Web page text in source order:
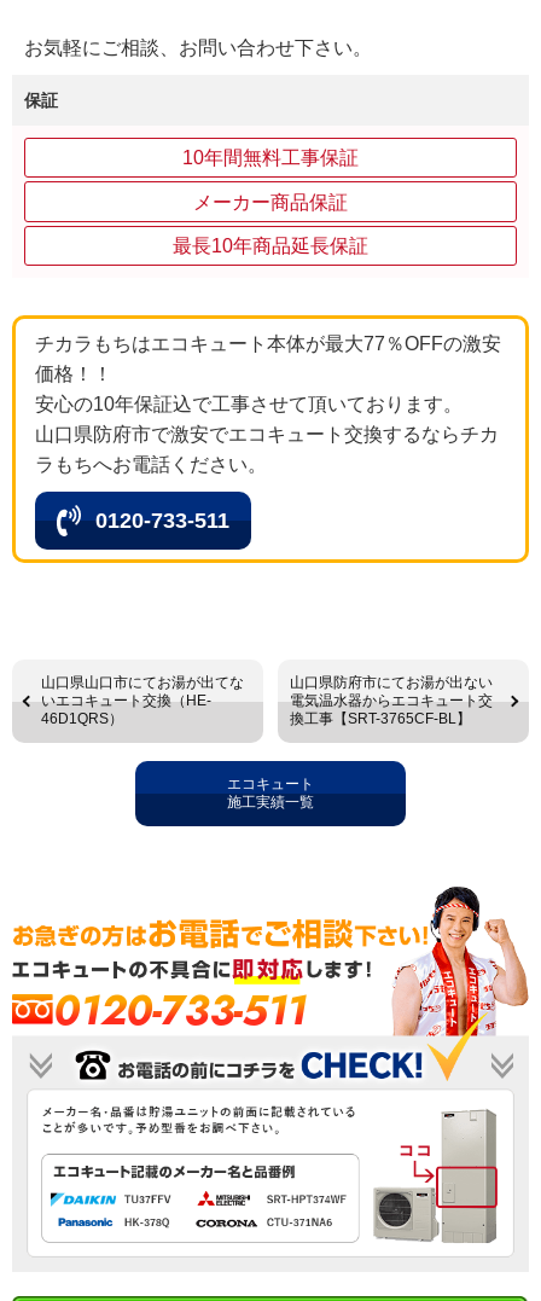
お気軽にご相談、お問い合わせ下さい。
保証
10年間無料工事保証
メーカー商品保証
最長10年商品延長保証
チカラもちはエコキュート本体が最大77％OFFの激安
価格！！
安心の10年保証込で工事させて頂いております。
山口県防府市で激安でエコキュート交換するならチカ
ラもちへお電話ください。
0120-733-511
山口県山口市にてお湯が出てな
いエコキュート交換（HE-
46D1QRS）
山口県防府市にてお湯が出ない
電気温水器からエコキュート交
換工事【SRT-3765CF-BL】
エコキュート
施工実績一覧
0120-733-511